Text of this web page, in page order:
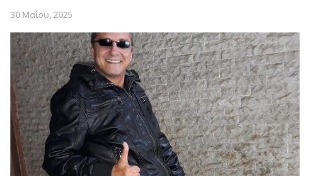
30 Μαΐου, 2025